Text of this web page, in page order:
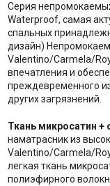
Серия
Waterproof, самая
спальных
дизайн)
Valentino/Carmela/
впечатления и
преждевременного
других загрязнений.
Ткань микросатин +
наматрасник из
Valentino/Carmela/
легкая ткань
полиэфирного